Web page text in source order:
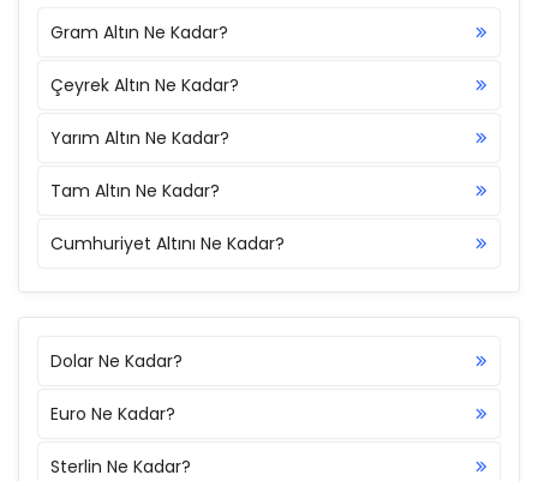
Gram Altın Ne Kadar?
Çeyrek Altın Ne Kadar?
Yarım Altın Ne Kadar?
Tam Altın Ne Kadar?
Cumhuriyet Altını Ne Kadar?
Dolar Ne Kadar?
Euro Ne Kadar?
Sterlin Ne Kadar?